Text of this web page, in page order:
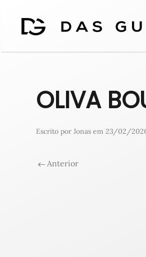
OLIVA
Escrito por Jonas em 23/02/
Anterior